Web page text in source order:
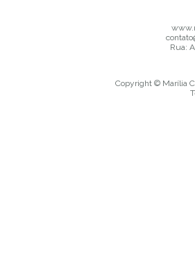
Rua:
Copyright © Marília